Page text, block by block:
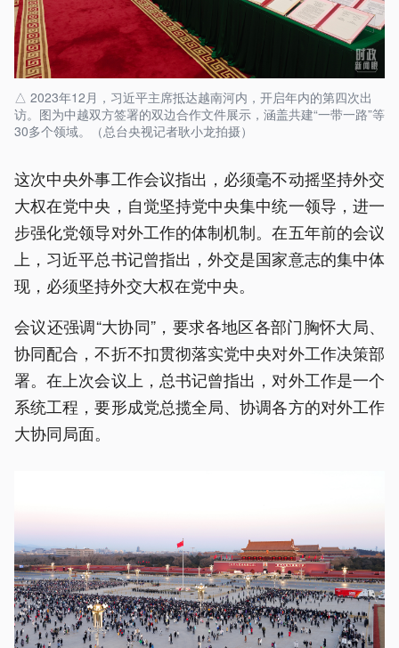
△ 2023年12月，习近平主席抵达越南河内，开启年内的第四次出
访。图为中越双方签署的双边合作文件展示，涵盖共建“一带一路”等
30多个领域。（总台央视记者耿小龙拍摄）
这次中央外事工作会议指出，必须毫不动摇坚持外交
大权在党中央，自觉坚持党中央集中统一领导，进一
步强化党领导对外工作的体制机制。在五年前的会议
上，习近平总书记曾指出，外交是国家意志的集中体
现，必须坚持外交大权在党中央。
会议还强调“大协同”，要求各地区各部门胸怀大局、
协同配合，不折不扣贯彻落实党中央对外工作决策部
署。在上次会议上，总书记曾指出，对外工作是一个
系统工程，要形成党总揽全局、协调各方的对外工作
大协同局面。